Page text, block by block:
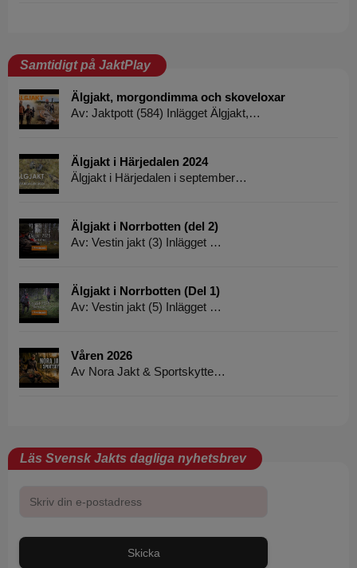
Samtidigt på JaktPlay
Älgjakt, morgondimma och skoveloxar
Av: Jaktpott (584) Inlägget Älgjakt,…
Älgjakt i Härjedalen 2024
Älgjakt i Härjedalen i september…
Älgjakt i Norrbotten (del 2)
Av: Vestin jakt (3) Inlägget …
Älgjakt i Norrbotten (Del 1)
Av: Vestin jakt (5) Inlägget …
Våren 2026
Av Nora Jakt & Sportskytte…
Läs Svensk Jakts dagliga nyhetsbrev
Skicka